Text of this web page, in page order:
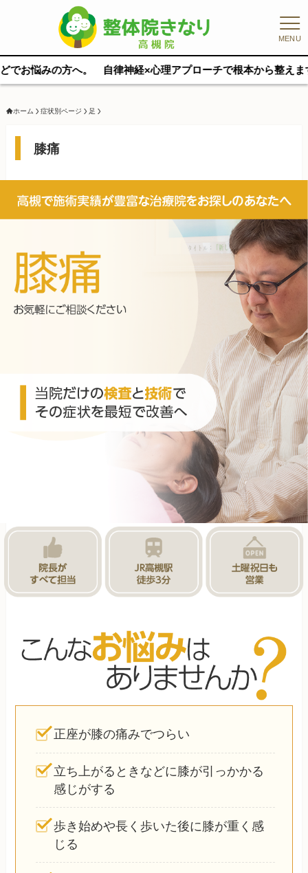
MENU
自律神経×心理アプローチで根本から整えます。 完全マン
ホーム 症状別ページ 足
膝痛
正座が膝の痛みでつらい
立ち上がるときなどに膝が引っかかる
感じがする
歩き始めや長く歩いた後に膝が重く感
じる